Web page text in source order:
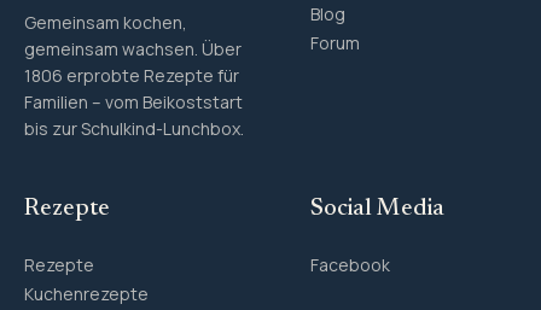
Gemeinsam kochen,
gemeinsam wachsen. Über
1806 erprobte Rezepte für
Familien – vom Beikoststart
bis zur Schulkind-Lunchbox.
Blog
Forum
Rezepte
Rezepte
Kuchenrezepte
Social Media
Facebook